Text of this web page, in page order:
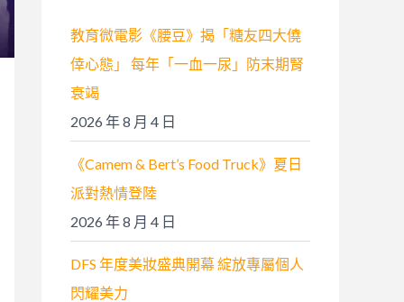
教育微電影《腰豆》揭「糖友四大僥
倖心態」 每年「一血一尿」防末期腎
衰竭
2026 年 8 月 4 日
《Camem & Bert’s Food Truck》夏日
派對熱情登陸
2026 年 8 月 4 日
DFS 年度美妝盛典開幕 綻放專屬個人
閃耀美力